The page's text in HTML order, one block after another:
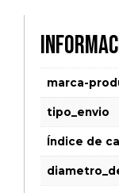
marca-
tipo_envio
Índice de